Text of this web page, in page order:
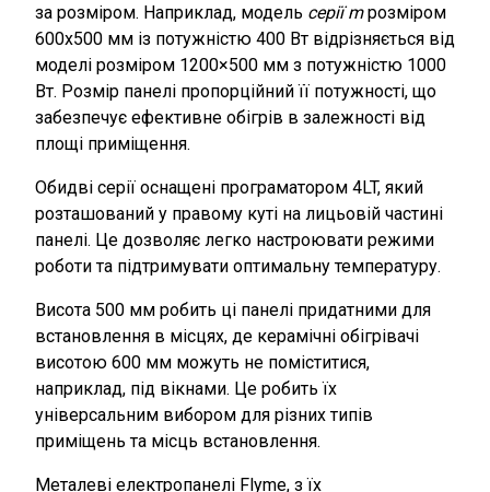
за розміром. Наприклад, модель серії mрозміром
600x500 мм із потужністю 400 Вт відрізняється від
моделі розміром 1200×500 мм з потужністю 1000
Вт. Розмір панелі пропорційний її потужності, що
забезпечує ефективне обігрів в залежності від
площі приміщення.
Обидві серії оснащені програматором 4LT, який
розташований у правому куті на лицьовій частині
панелі. Це дозволяє легко настроювати режими
роботи та підтримувати оптимальну температуру.
Висота 500 мм робить ці панелі придатними для
встановлення в місцях, де керамічні обігрівачі
висотою 600 мм можуть не поміститися,
наприклад, під вікнами. Це робить їх
універсальним вибором для різних типів
приміщень та місць встановлення.
Металеві електропанелі Flyme, з їх